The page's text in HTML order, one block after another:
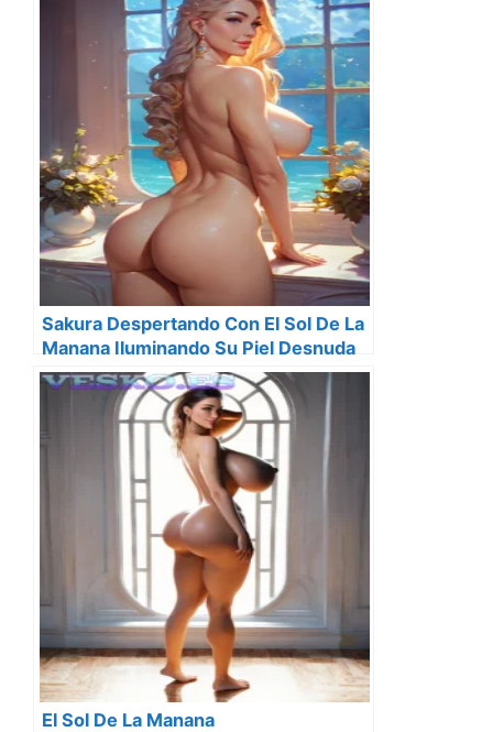
Sakura Despertando Con El Sol De La
Manana Iluminando Su Piel Desnuda
El Sol De La Manana